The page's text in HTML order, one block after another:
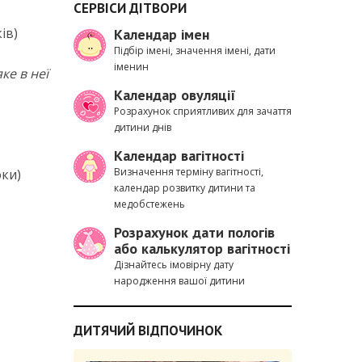
в неї
СЕРВІСИ ДІТВОРИ
Календар імен
Підбір імені, значення імені, дати
іменин
Календар овуляції
Розрахунок сприятливих для зачаття
дитини днів
Календар вагітності
Визначення терміну вагітності,
календар розвитку дитини та
медобстежень
Розрахунок дати пологів
або калькулятор вагітності
Дізнайтесь імовірну дату
народження вашої дитини
ДИТЯЧИЙ ВІДПОЧИНОК